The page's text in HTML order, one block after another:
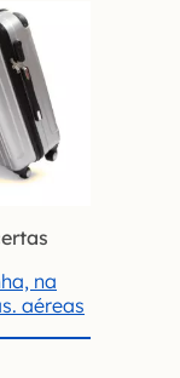
na
aéreas